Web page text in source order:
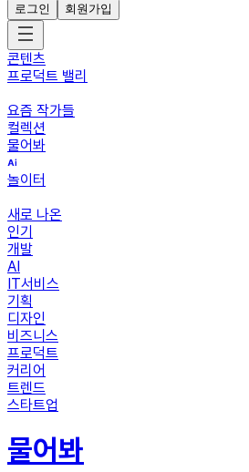
로그인
회원가입
콘텐츠
프로덕트 밸리
요즘 작가들
컬렉션
물어봐
놀이터
새로 나온
인기
개발
AI
IT서비스
기획
디자인
비즈니스
프로덕트
커리어
트렌드
스타트업
물어봐